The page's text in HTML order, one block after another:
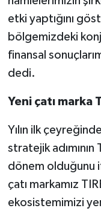
etki yaptığını
bölgemizdeki
finansal
dedi.
Yeni çatı marka
Yılın ilk
stratejik
dönem olduğunu
çatı markamız
ekosistemimizi